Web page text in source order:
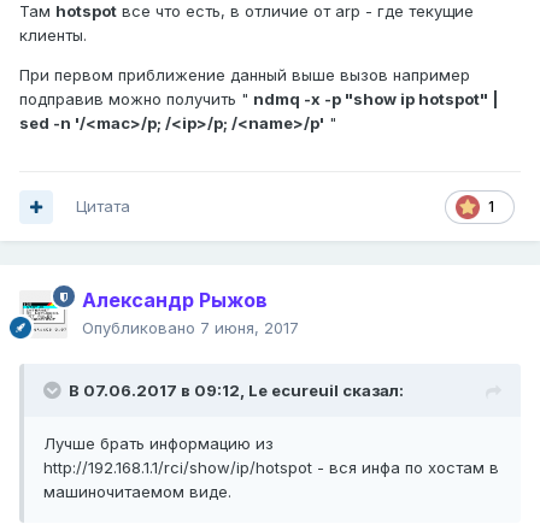
Там hotspot все что есть, в отличие от arp - где текущие
клиенты.
При первом приближение данный выше вызов например
подправив можно получить " ndmq -x -p "show ip hotspot" |
sed -n '/<mac>/p; /<ip>/p; /<name>/p' "
1
Цитата
Александр Рыжов
Опубликовано 7 июня, 2017
В 07.06.2017 в 09:12, Le ecureuil сказал:
Лучше брать информацию из
http://192.168.1.1/rci/show/ip/hotspot - вся инфа по хостам в
машиночитаемом виде.